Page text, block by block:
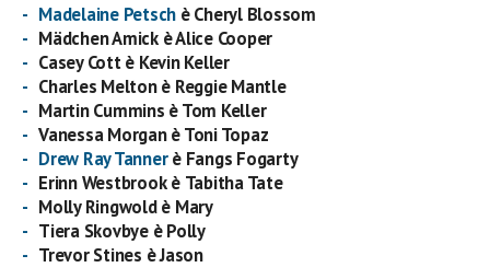
Madelaine Petsch è Cheryl Blossom
Mädchen Amick è Alice Cooper
Casey Cott è Kevin Keller
Charles Melton è Reggie Mantle
Martin Cummins è Tom Keller
Vanessa Morgan è Toni Topaz
Drew Ray Tanner è Fangs Fogarty
Erinn Westbrook è Tabitha Tate
Molly Ringwold è Mary
Tiera Skovbye è Polly
Trevor Stines è Jason